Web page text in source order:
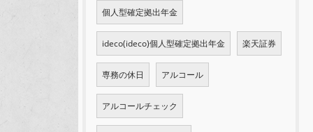
個人型確定拠出年金
ideco(ideco)個人型確定拠出年金 楽天証券
専務の休日 アルコール
アルコールチェック